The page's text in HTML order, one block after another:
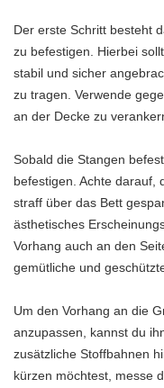
Der erste Schritt besteht
zu befestigen. Hierbei
stabil und sicher
zu tragen. Verwende
an der Decke zu
Sobald die Stangen
befestigen. Achte darauf,
straff über das Bett
ästhetisches
Vorhang auch an den
gemütliche und
Um den Vorhang an die
anzupassen, kannst du
zusätzliche Stoffbahnen
kürzen möchtest, messe